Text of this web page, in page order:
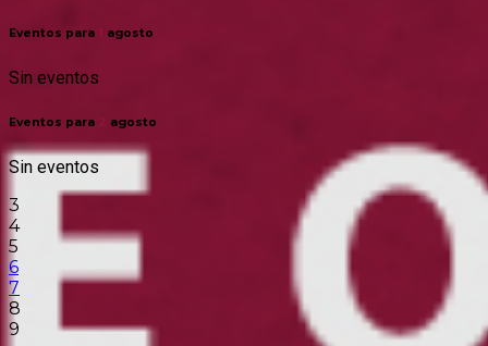
Eventos para agosto
Sin eventos
Eventos para agosto
Sin eventos
3
4
5
6
7
8
9